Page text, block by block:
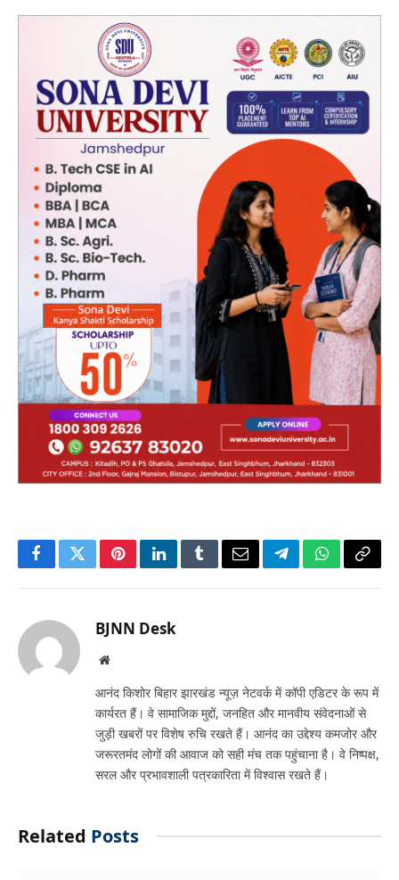
FacebookTwitterPinterestLinkedInTumblrEmailTelegramWhatsApp
Copy
BJNN Desk
Website
आनंद किशोर बिहार झारखंड न्यूज़ नेटवर्क में कॉपी एडिटर के रूप में
कार्यरत हैं। वे सामाजिक मुद्दों, जनहित और मानवीय संवेदनाओं से
जुड़ी खबरों पर विशेष रुचि रखते हैं। आनंद का उद्देश्य कमजोर और
जरूरतमंद लोगों की आवाज को सही मंच तक पहुंचाना है। वे निष्पक्ष,
सरल और प्रभावशाली पत्रकारिता में विश्वास रखते हैं।
Related Posts